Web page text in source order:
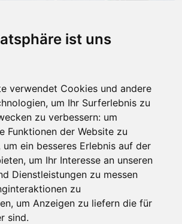
ist uns
verwendet Cookies und andere
um Ihr Surferlebnis zu
zu verbessern: um
Funktionen der Website zu
um ein besseres Erlebnis auf der
, um Ihr Interesse an unseren
Dienstleistungen zu messen
zu
, um Anzeigen zu liefern die für
sind.
in
Top-Angebote für Kinder
in den Skiurlaub fahren möchte, der
Ganz oben auf der Planungsliste: die